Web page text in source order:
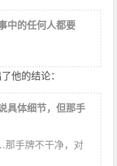
中的任何人都要
他的结论：
具体细节，但那手
手牌不干净，对